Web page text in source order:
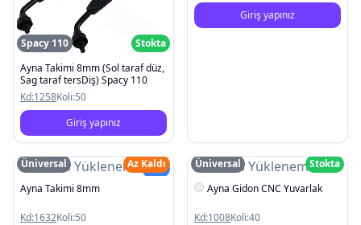
Spacy 110
Stokta
Ayna Takimi 8mm (Sol taraf düz,
Sag taraf tersDiş) Spacy 110
Kd:1258Koli:50
Giriş yapınız
Giriş yapınız
Resim YüklenemediYeni
Üniversal
Az Kaldı
Ayna Takimi 8mm
Kd:1632Koli:50
Resim Yüklenemedi
Üniversal
Stokta
Ayna Gidon CNC Yuvarlak
Kd:1008Koli:40